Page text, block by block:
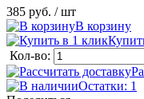
385 руб. / шт
В корзину
Кол-во:
Остатки: 1